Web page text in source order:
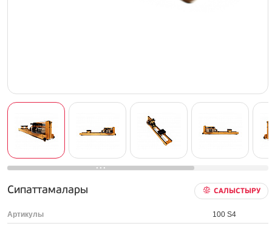
Сипаттамалары САЛЫСТЫРУ
Артикулы 100 S4